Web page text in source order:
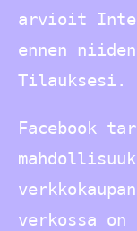
arvioit
ennen
Tilauksesi.
Facebook
verkossa